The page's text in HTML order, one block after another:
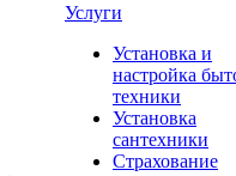
Услуги
Установка и
настройка
техники
Установка
сантехники
Страхование